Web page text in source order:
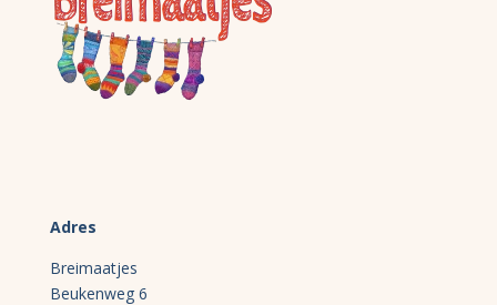
Adres
Breimaatjes
Beukenweg 6